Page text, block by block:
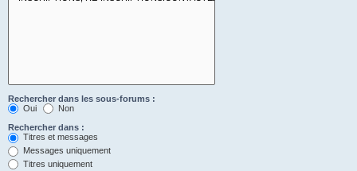
Rechercher dans les sous-forums :
Oui
Non
Rechercher dans :
Titres et messages
Messages uniquement
Titres uniquement